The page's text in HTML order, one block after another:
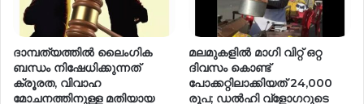
ദാമ്പത്യത്തില്‍ ലൈംഗിക
ബന്ധം നിഷേധിക്കുന്നത്
ക്രൂരത, വിവാഹ
മോചനത്തിനുള്ള മതിയായ
മലമുകളിൽ മാഗി വിറ്റ് ഒറ്റ
ദിവസം കൊണ്ട്
പോക്കറ്റിലാക്കിയത് 24,000
രൂപ; ഡൽഹി വ്ളോഗറുടെ